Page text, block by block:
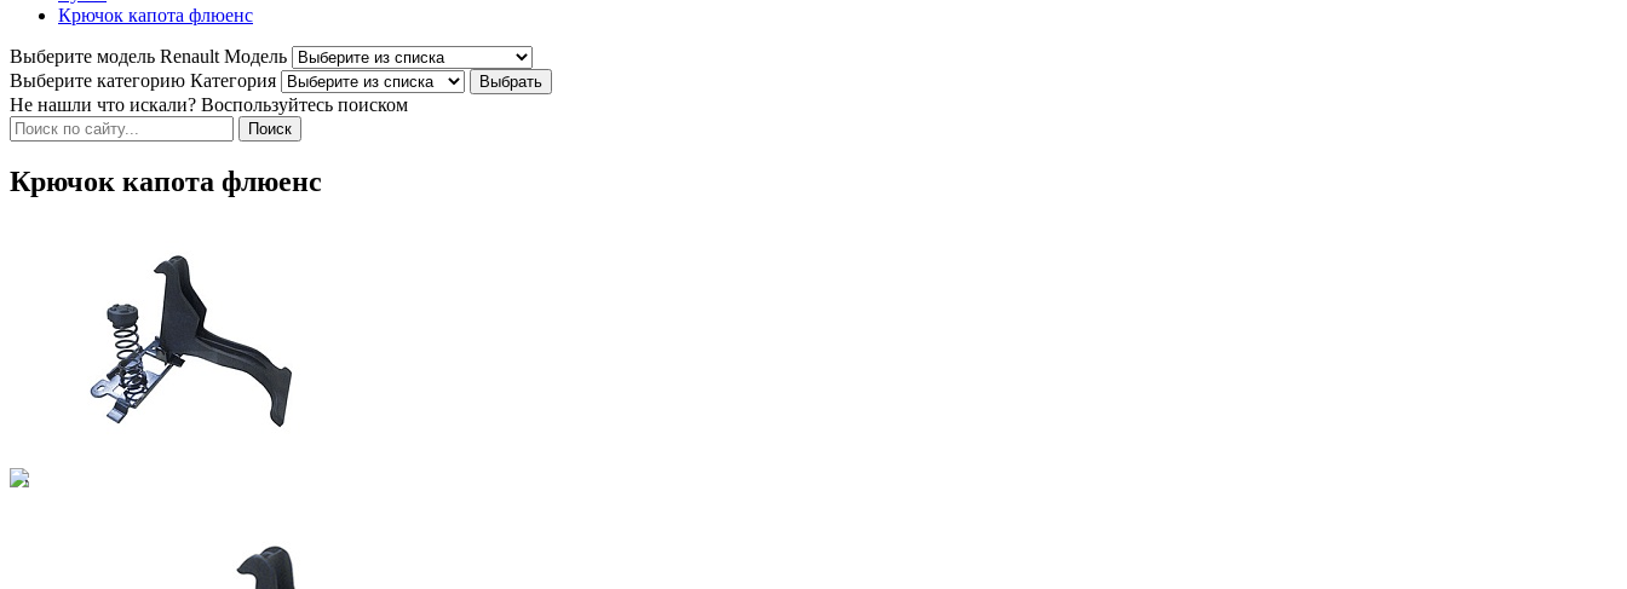
Крючок капота флюенс
Выберите модель Renault Модель
Выберите категорию Категория
Не нашли что искали? Воспользуйтесь поиском
Крючок капота флюенс